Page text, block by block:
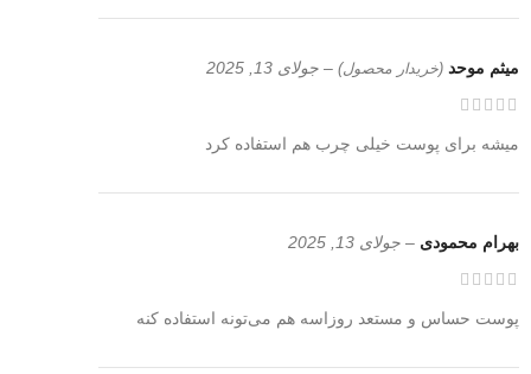
میثم موحد (خریدار محصول) – جولای 13, 2025
میشه برای پوست خیلی چرب هم استفاده کرد
بهرام محمودی – جولای 13, 2025
پوست حساس و مستعد روزاسه هم می‌تونه استفاده کنه